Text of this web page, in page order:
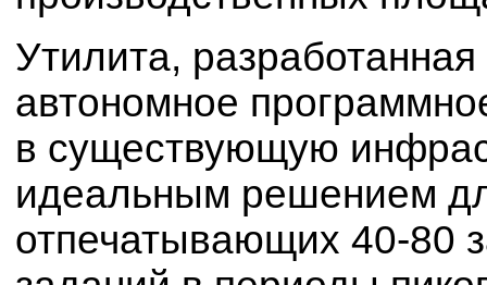
Утилита,
автономное
в существующую
идеальным решением
отпечатывающих 40-80